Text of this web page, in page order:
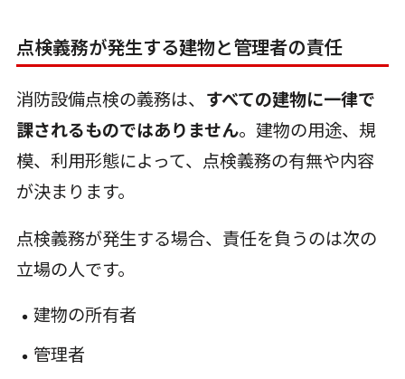
点検義務が発生する建物と管理者の責任
消防設備点検の義務は、 すべての建物に一律で
課されるものではありません。建物の用途、規
模、利用形態によって、点検義務の有無や内容
が決まります。
点検義務が発生する場合、責任を負うのは次の
立場の人です。
建物の所有者
管理者